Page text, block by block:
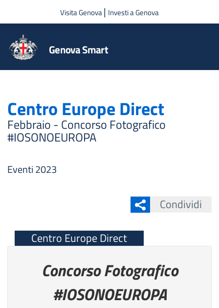
Salta al contenuto principale
Visita Genova| Investi a Genova
Genova Smart
Centro Europe Direct
Febbraio - Concorso Fotografico
#IOSONOEUROPA
Eventi 2023
Condividi
Centro Europe Direct
Concorso Fotografico
#IOSONOEUROPA